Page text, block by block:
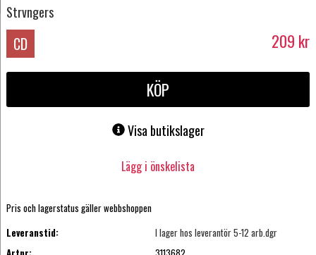
Strvngers
CD 209 kr
KÖP
Visa butikslager
Lägg i önskelista
Pris och lagerstatus gäller webbshoppen
Leveranstid:
I lager hos leverantör 5-12 arb.dgr